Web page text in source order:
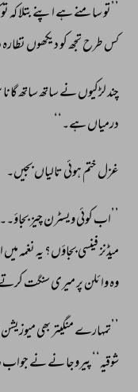
’’تو سامنے ہے اپنے بتلا کہ تو
کس طرح تجھ کو دیکھوں نظارہ
چند لڑکیوں نے ساتھ ساتھ گانا
درمیاں ہے۔‘‘
غزل ختم ہوئی تالیاں بجیں۔
’’اب کوئی ویسٹرن چیز
میڈنز فینسی بجاؤں؟ یہ نغمہ میں
وہ وائلن پر میری سنگت
’’تمہارے منگیتر بھی میوزیشن
شوقیہ‘‘ پیروجا نے نے جواب